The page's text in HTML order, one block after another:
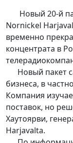
Новый 20-й
Nornickel
временно
концентрата в
Новый пакет
бизнеса, в
Компания
поставок, но
Хаутоярви,
Harjavalta.